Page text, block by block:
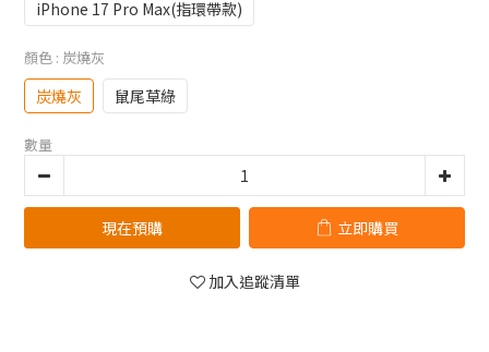
iPhone 17 Pro Max(指環帶款)
顏色 : 炭燒灰
炭燒灰 鼠尾草綠
數量
現在預購 立即購買
加入追蹤清單